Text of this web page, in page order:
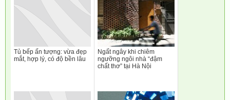
Tủ bếp ấn tượng: vừa đẹp
mắt, hợp lý, có độ bền lâu
Ngất ngây khi chiêm
ngưỡng ngôi nhà “đậm
chất thơ” tại Hà Nội